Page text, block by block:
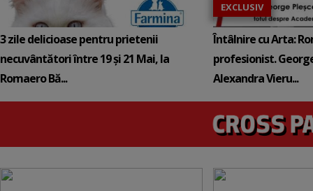
3 zile delicioase pentru prietenii
necuvântători între 19 și 21 Mai, la
Romaero Bă...
EXCLUSIV
Întâlnire cu Arta:
profesionist.
Alexandra Vieru...